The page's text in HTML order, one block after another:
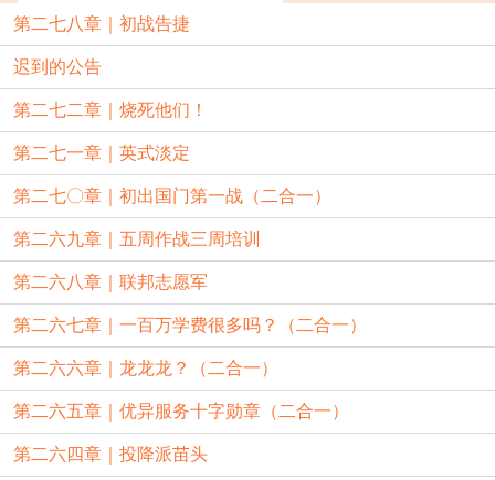
第二七八章｜初战告捷
迟到的公告
第二七二章｜烧死他们！
第二七一章｜英式淡定
第二七〇章｜初出国门第一战（二合一）
第二六九章｜五周作战三周培训
第二六八章｜联邦志愿军
第二六七章｜一百万学费很多吗？（二合一）
第二六六章｜龙龙龙？（二合一）
第二六五章｜优异服务十字勋章（二合一）
第二六四章｜投降派苗头